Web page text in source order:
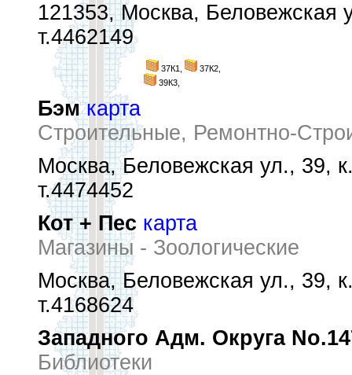
121353, Москва, Беловежская
т.4462149
37К1,
37К2,
39К3,
Бэм карта
Строительные, Ремонтно-
Москва, Беловежская ул., 39,
т.4474452
Кот + Пес карта
Магазины - Зоологические
Москва, Беловежская ул., 39,
т.4168624
Западного Адм. Округа
Библиотеки